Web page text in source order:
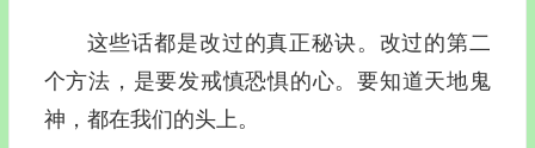
这些话都是改过的真正秘诀。改过的第二
个方法，是要发戒慎恐惧的心。要知道天地鬼
神，都在我们的头上。